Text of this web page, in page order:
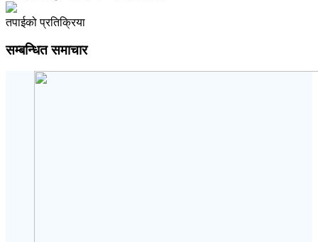
तपाईको प्रतिक्रिया
सम्बन्धित समाचार